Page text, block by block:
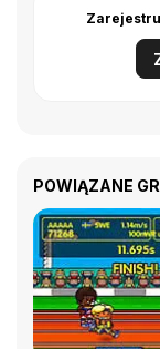
POWIĄZANE